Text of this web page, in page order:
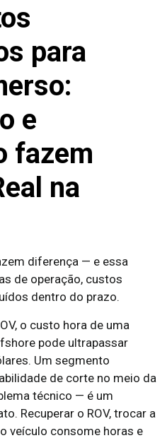
para
e
fazem
na
diferença — e essa
de operação, custos
dentro do prazo.
o custo hora de uma
pode ultrapassar
Um segmento
de corte no meio da
técnico — é um
Recuperar o ROV, trocar a
veículo consome horas e